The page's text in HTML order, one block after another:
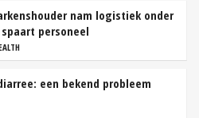
nam logistiek onder
personeel
een bekend probleem